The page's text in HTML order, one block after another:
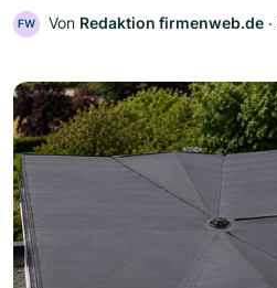
FW Von Redaktion firmenweb.de ‧